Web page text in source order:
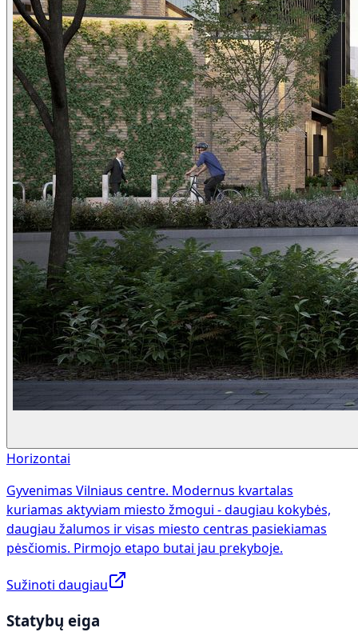
Horizontai
Gyvenimas Vilniaus centre. Modernus kvartalas
kuriamas aktyviam miesto žmogui - daugiau kokybės,
daugiau žalumos ir visas miesto centras pasiekiamas
pėsčiomis. Pirmojo etapo butai jau prekyboje.
Sužinoti daugiau
Statybų eiga